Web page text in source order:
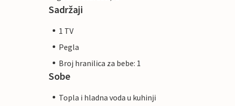
Sadržaji
1 TV
Pegla
Broj hranilica za bebe: 1
Sobe
Topla i hladna voda u kuhinji